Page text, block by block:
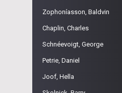
Zophoníasson, Baldvin
Chaplin, Charles
Schnéevoigt, George
Petrie, Daniel
Joof, Hella